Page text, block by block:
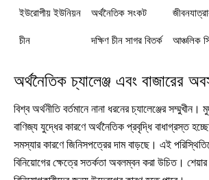
ইউরোপীয় ইউনিয়ন
অর্থনৈতিক সংকট
চীন
দক্ষিণ চীন সাগর বিতর্ক আঞ্চলিক
অর্থনৈতিক চ্যালেঞ্জ এবং বাজারের
বিশ্ব অর্থনীতি বর্তমানে নানা ধরনের চ্যালেঞ্জের
বাণিজ্য যুদ্ধের কারণে অর্থনৈতিক প্রবৃদ্ধি
সমস্যার কারণে জিনিসপত্রের দাম বাড়ছে। এই
বিনিয়োগের ক্ষেত্রে সতর্কতা অবলম্বন করা উচিত।